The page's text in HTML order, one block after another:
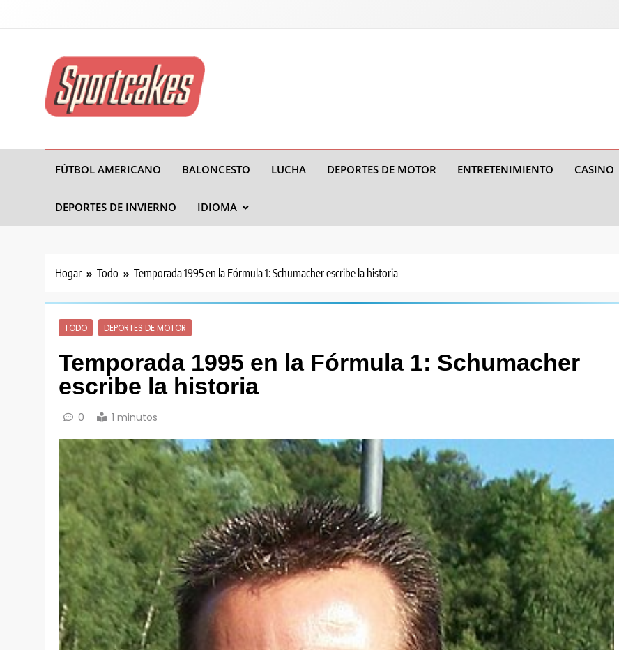
FÚTBOL AMERICANO BALONCESTO LUCHA DEPORTES DE MOTOR ENTRETENIMIENTO CASINO
DEPORTES DE INVIERNO IDIOMA
Hogar Todo Temporada 1995 en la Fórmula 1: Schumacher escribe la historia
TODO DEPORTES DE MOTOR
Temporada 1995 en la Fórmula 1: Schumacher
escribe la historia
0 1 minutos